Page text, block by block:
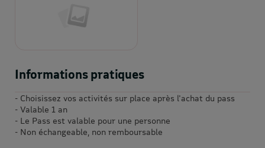
Informations pratiques
- Choisissez vos activités sur place après l'achat du pass
- Valable 1 an
- Le Pass est valable pour une personne
- Non échangeable, non remboursable